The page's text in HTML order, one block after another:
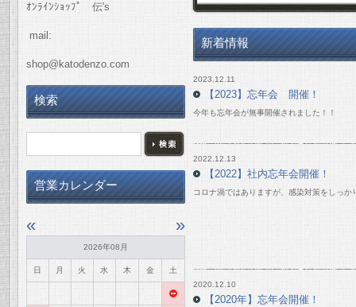
新着情報
2023.12.11
【2023】忘年会 開催！
今年も忘年会が無事開催されました！！
2022.12.13
【2022】社内忘年会開催！
コロナ渦ではありますが、感染対策をしっか
2020.12.10
【2020年】忘年会開催！
ｵﾝﾗｲﾝｼｮｯﾌﾟ 伝's
mail:
shop@katodenzo.com
検索
営業カレンダー
« »
2026年08月
日 月 火 水 木 金 土
1